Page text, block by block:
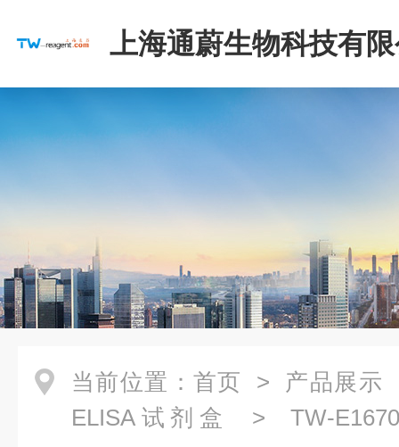
上海通蔚生物科技有
当前位置： 首页 > 产品展示
ELISA试剂盒
> TW-